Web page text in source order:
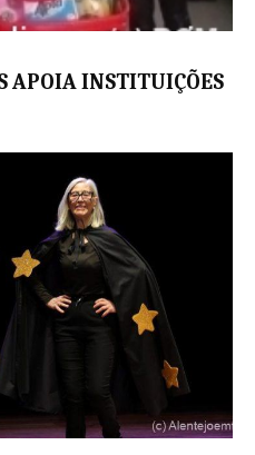
APOIA INSTITUIÇÕES